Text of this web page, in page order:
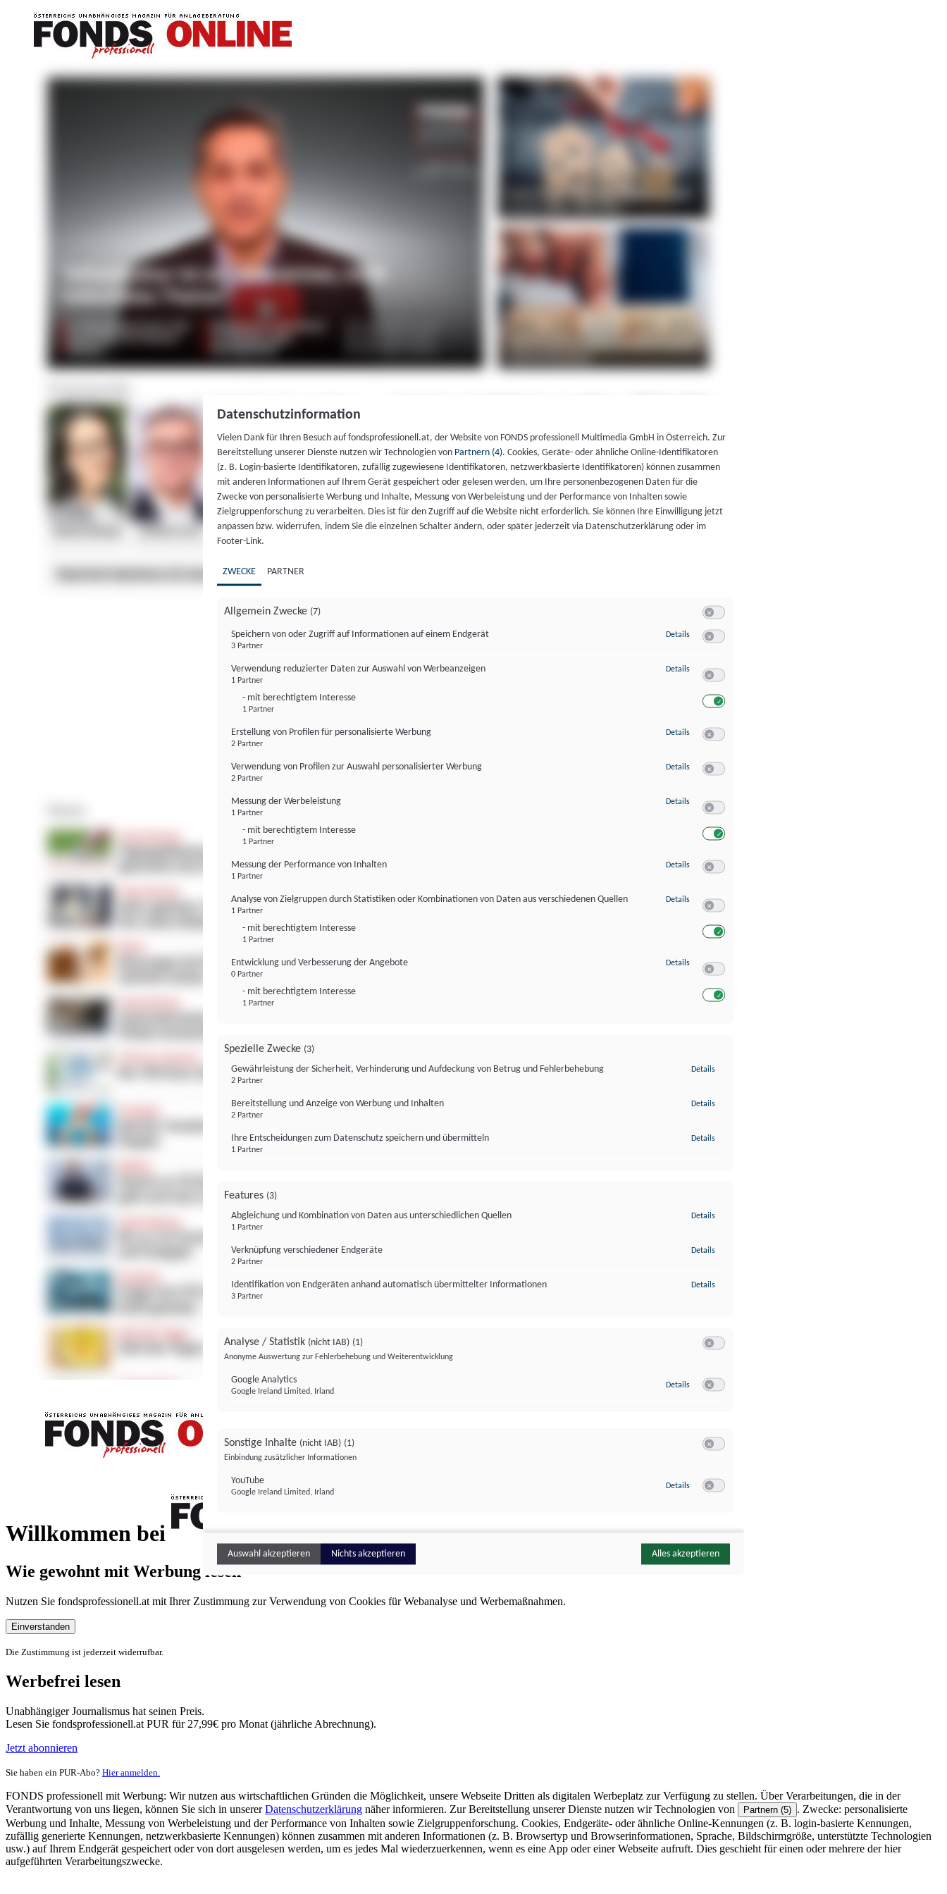
Willkommen bei
FONDS professionell
Wie gewohnt mit Werbung lesen
Nutzen Sie fondsprofessionell.at mit Ihrer Zustimmung zur Verwendung von Cookies für Webanalyse und Werbemaßnahmen.
Einverstanden
Die Zustimmung ist jederzeit widerrufbar.
Werbefrei lesen
Unabhängiger Journalismus hat seinen Preis.
Lesen Sie fondsprofessionell.at PUR für 27,99€ pro Monat (jährliche Abrechnung).
Jetzt abonnieren
Sie haben ein PUR-Abo? Hier anmelden.
FONDS professionell mit Werbung: Wir nutzen aus wirtschaftlichen Gründen die Möglichkeit, unsere Webseite Dritten als digitalen Werbeplatz zur Verfügung zu stellen. Über Verarbeitungen, die in der
Verantwortung von uns liegen, können Sie sich in unsererDatenschutzerklärung näher informieren. Zur Bereitstellung unserer Dienste nutzen wir Technologien von Partnern (5) . Zwecke: personalisierte
Werbung und Inhalte, Messung von Werbeleistung und der Performance von Inhalten sowie Zielgruppenforschung. Cookies, Endgeräte- oder ähnliche Online-Kennungen (z. B. login-basierte Kennungen,
zufällig generierte Kennungen, netzwerkbasierte Kennungen) können zusammen mit anderen Informationen (z. B. Browsertyp und Browserinformationen, Sprache, Bildschirmgröße, unterstützte Technologien
usw.) auf Ihrem Endgerät gespeichert oder von dort ausgelesen werden, um es jedes Mal wiederzuerkennen, wenn es eine App oder einer Webseite aufruft. Dies geschieht für einen oder mehrere der hier
aufgeführten Verarbeitungszwecke.
Datenschutzinformation
Vielen Dank für Ihren Besuch auf fondsprofessionell.at, der Website von FONDS professionell Multimedia GmbH in Österreich. Zur
Bereitstellung unserer Dienste nutzen wir Technologien von Partnern (4). Cookies, Geräte- oder ähnliche Online-Identifikatoren
(z. B. Login-basierte Identifikatoren, zufällig zugewiesene Identifikatoren, netzwerkbasierte Identifikatoren) können zusammen
mit anderen Informationen auf Ihrem Gerät gespeichert oder gelesen werden, um Ihre personenbezogenen Daten für die
Zwecke von personalisierte Werbung und Inhalte, Messung von Werbeleistung und der Performance von Inhalten sowie
Zielgruppenforschung zu verarbeiten. Dies ist für den Zugriff auf die Website nicht erforderlich. Sie können Ihre Einwilligung jetzt
anpassen bzw. widerrufen, indem Sie die einzelnen Schalter ändern, oder später jederzeit via Datenschutzerklärung oder im
Footer-Link.
ZWECKE PARTNER
Allgemein Zwecke (7)
Speichern von oder Zugriff auf Informationen auf einem Endgerät
3 Partner
Details zu Speichern von oder Zugriff auf Informationen auf einem Endgerät
Verwendung reduzierter Daten zur Auswahl von Werbeanzeigen
1 Partner
- mit berechtigtem Interesse
1 Partner
Details zu Verwendung reduzierter Daten zur Auswahl von Werbeanzeigen
Erstellung von Profilen für personalisierte Werbung
2 Partner
Details zu Erstellung von Profilen für personalisierte Werbung
Verwendung von Profilen zur Auswahl personalisierter Werbung
2 Partner
Details zu Verwendung von Profilen zur Auswahl personalisierter Werbung
Messung der Werbeleistung
1 Partner
- mit berechtigtem Interesse
1 Partner
Details zu Messung der Werbeleistung
Messung der Performance von Inhalten
1 Partner
Details zu Messung der Performance von Inhalten
Analyse von Zielgruppen durch Statistiken oder Kombinationen von Daten aus verschiedenen Quellen
1 Partner
- mit berechtigtem Interesse
1 Partner
Details zu Analyse von Zielgruppen durch Statistiken oder Kombinationen von
Entwicklung und Verbesserung der Angebote
0 Partner
- mit berechtigtem Interesse
1 Partner
Details zu Entwicklung und Verbesserung der Angebote
Spezielle Zwecke (3)
Gewährleistung der Sicherheit, Verhinderung und Aufdeckung von Betrug und Fehlerbehebung
2 Partner
Details
Bereitstellung und Anzeige von Werbung und Inhalten
2 Partner
Details
Ihre Entscheidungen zum Datenschutz speichern und übermitteln
1 Partner
Details
Features (3)
Abgleichung und Kombination von Daten aus unterschiedlichen Quellen
1 Partner
Details
Verknüpfung verschiedener Endgeräte
2 Partner
Details
Identifikation von Endgeräten anhand automatisch übermittelter Informationen
3 Partner
Details
Analyse / Statistik (nicht IAB) (1)
Anonyme Auswertung zur Fehlerbehebung und Weiterentwicklung
Google Analytics
Google Ireland Limited, Irland
Details zu Google Analytics
Sonstige Inhalte (nicht IAB) (1)
Einbindung zusätzlicher Informationen
YouTube
Google Ireland Limited, Irland
Details zu YouTube
Auswahl akzeptieren Nichts akzeptieren Alles akzeptieren